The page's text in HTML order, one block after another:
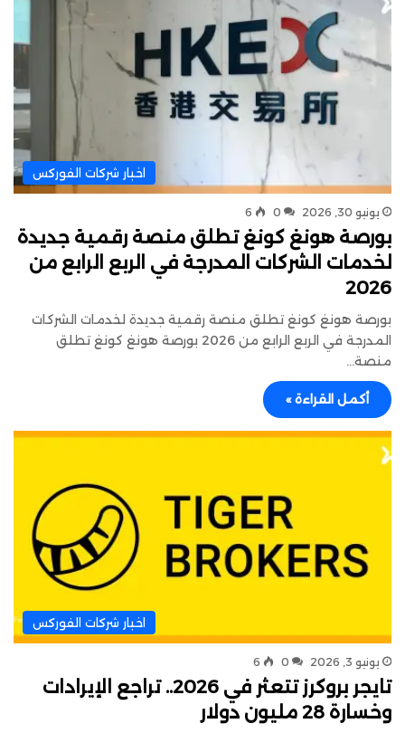
اخبار شركات الفوركس
يونيو 30, 2026 0
6
بورصة هونغ كونغ تطلق منصة رقمية جديدة
لخدمات الشركات المدرجة في الربع الرابع من
2026
بورصة هونغ كونغ تطلق منصة رقمية جديدة لخدمات الشركات
المدرجة في الربع الرابع من 2026 بورصة هونغ كونغ تطلق
منصة…
أكمل القراءة »
اخبار شركات الفوركس
يونيو 3, 2026 0
6
تايجر بروكرز تتعثر في 2026.. تراجع الإيرادات
وخسارة 28 مليون دولار